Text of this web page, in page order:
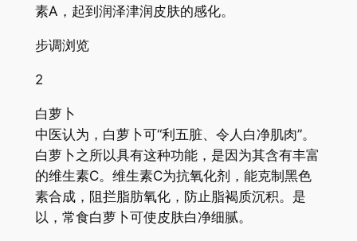
素A，起到润泽津润皮肤的感化。
步调浏览
2
白萝卜
中医认为，白萝卜可“利五脏、令人白净肌肉”。
白萝卜之所以具有这种功能，是因为其含有丰富
的维生素C。维生素C为抗氧化剂，能克制黑色
素合成，阻拦脂肪氧化，防止脂褐质沉积。是
以，常食白萝卜可使皮肤白净细腻。